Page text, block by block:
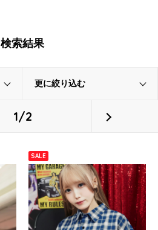
検索結果
更に絞り込む
1/2
SALE